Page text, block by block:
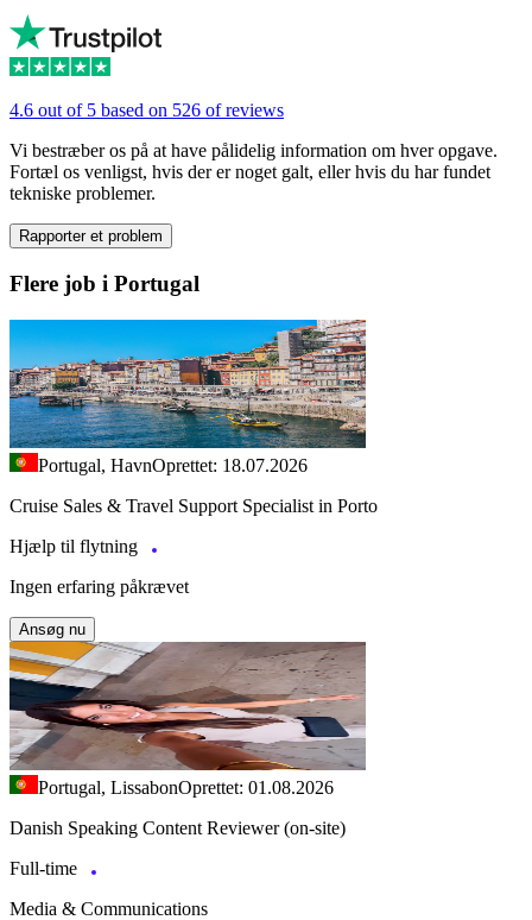
4.6 out of 5 based on 526 of reviews
Vi bestræber os på at have pålidelig information om hver opgave.
Fortæl os venligst, hvis der er noget galt, eller hvis du har fundet
tekniske problemer.
Rapporter et problem
Flere job i Portugal
Portugal, HavnOprettet: 18.07.2026
Cruise Sales & Travel Support Specialist in Porto
Hjælp til flytning
Ingen erfaring påkrævet
Ansøg nu
Portugal, LissabonOprettet: 01.08.2026
Danish Speaking Content Reviewer (on-site)
Full-time
Media & Communications